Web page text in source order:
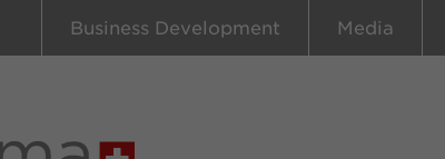
Business Development Media